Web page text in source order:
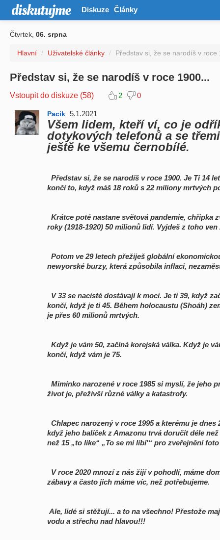
Diskuze Články
Čtvrtek, 06. srpna
Hlavní / Uživatelské články / Představ si, že se narodíš v roce
Představ si, že se narodíš v roce 1900...
Vstoupit do diskuze (58) 2 0
Pacik 5.1.2021
Všem lidem, kteří ví, co je
dotykových telefonů a se
ještě ke všemu černobílé.
Představ si, že se narodíš v roce 1900. Je Ti 14
končí to, když máš 18 roků s 22 miliony mrtvých
Krátce poté nastane světová pandemie, chřipka
roky (1918-1920) 50 milionů lidí. Vyjdeš z toho ven
Potom ve 29 letech přežiješ globální
newyorské burzy, která způsobila inflaci,
V 33 se nacisté dostávají k moci. Je ti 39, když
končí, když je ti 45. Během holocaustu (Shoáh)
je přes 60 milionů mrtvých.
Když je vám 50, začíná korejská válka. Když je
končí, když vám je 75.
Miminko narozené v roce 1985 si myslí, že jeho
život je, přeživší různé války a katastrofy.
Chlapec narozený v roce 1995 a kterému je
když jeho balíček z Amazonu trvá doručit déle
než 15 „to like“ „To se mi líbí'“ pro zveřejnění
V roce 2020 mnozí z nás žijí v pohodlí, máme
zábavy a často jich máme víc, než potřebujeme.
Ale, lidé si stěžují... a to na všechno! Přestože
vodu a střechu nad hlavou!!!